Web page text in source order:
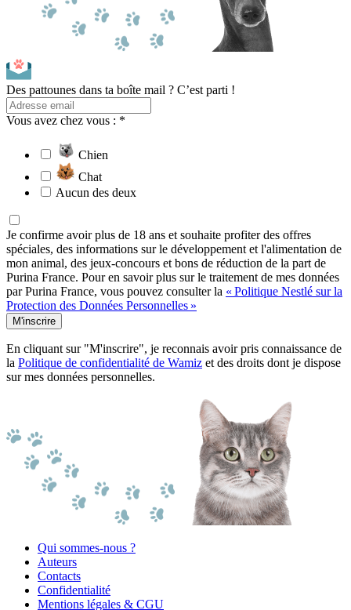
Des pattounes dans ta boîte mail ? C’est parti !
Vous avez chez vous : *
Chien
Chat
Aucun des deux
Je confirme avoir plus de 18 ans et souhaite profiter des offres
spéciales, des informations sur le développement et l'alimentation de
mon animal, des jeux-concours et bons de réduction de la part de
Purina France. Pour en savoir plus sur le traitement de mes données
par Purina France, vous pouvez consulter la « Politique Nestlé sur la
Protection des Données Personnelles »
M'inscrire
En cliquant sur "M'inscrire", je reconnais avoir pris connaissance de
la Politique de confidentialité de Wamiz et des droits dont je dispose
sur mes données personnelles.
Qui sommes-nous ?
Auteurs
Contacts
Confidentialité
Mentions légales & CGU